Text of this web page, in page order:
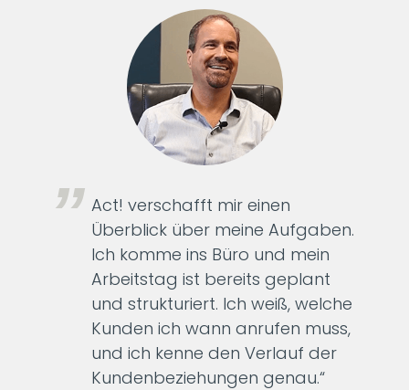
Act! verschafft mir einen
Überblick über meine Aufgaben.
Ich komme ins Büro und mein
Arbeitstag ist bereits geplant
und strukturiert. Ich weiß, welche
Kunden ich wann anrufen muss,
und ich kenne den Verlauf der
Kundenbeziehungen genau.“